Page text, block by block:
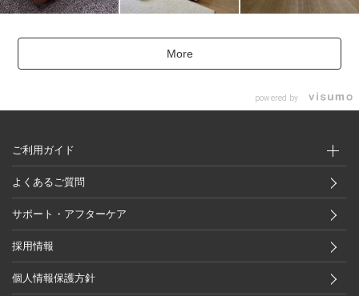
More
powered by
ご利用ガイド
よくあるご質問
サポート・アフターケア
採用情報
個人情報保護方針